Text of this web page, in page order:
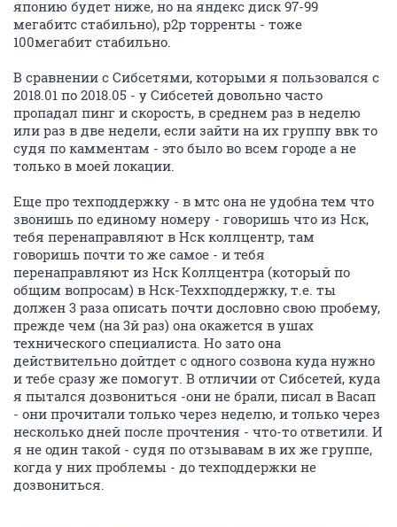
японию будет ниже, но на яндекс диск 97-99
мегабитс стабильно), p2p торренты - тоже
100мегабит стабильно.
В сравнении с Сибсетями, которыми я пользовался с
2018.01 по 2018.05 - у Сибсетей довольно часто
пропадал пинг и скорость, в среднем раз в неделю
или раз в две недели, если зайти на их группу ввк то
судя по камментам - это было во всем городе а не
только в моей локации.
Еще про техподдержку - в мтс она не удобна тем что
звонишь по единому номеру - говоришь что из Нск,
тебя перенаправляют в Нск коллцентр, там
говоришь почти то же самое - и тебя
перенаправляют из Нск Коллцентра (который по
общим вопросам) в Нск-Теххподдержку, т.е. ты
должен 3 раза описать почти дословно свою пробему,
прежде чем (на 3й раз) она окажется в ушах
технического специалиста. Но зато она
действительно дойтдет с одного созвона куда нужно
и тебе сразу же помогут. В отличии от Сибсетей, куда
я пытался дозвониться -они не брали, писал в Васап
- они прочитали только через неделю, и только через
несколько дней после прочтения - что-то ответили. И
я не один такой - судя по отзывавам в их же группе,
когда у них проблемы - до техподдержки не
дозвониться.